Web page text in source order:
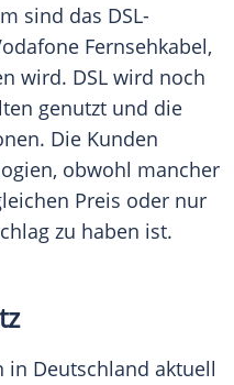
sind das DSL-
Fernsehkabel,
wird. DSL wird noch
genutzt und die
Die Kunden
obwohl mancher
Preis oder nur
zu haben ist.
in Deutschland aktuell